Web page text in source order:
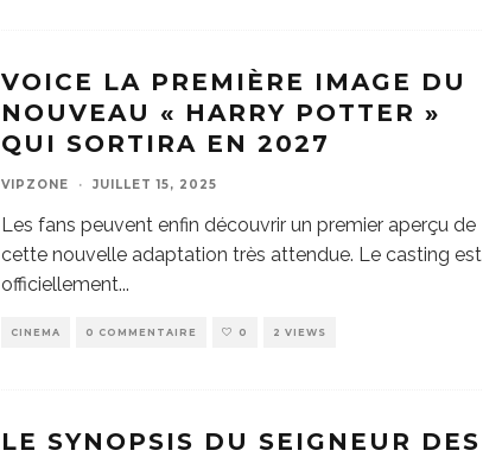
VOICE LA PREMIÈRE IMAGE DU
NOUVEAU « HARRY POTTER »
QUI SORTIRA EN 2027
VIPZONE · JUILLET 15, 2025
Les fans peuvent enfin découvrir un premier aperçu de
cette nouvelle adaptation très attendue. Le casting est
officiellement...
CINEMA 0 COMMENTAIRE 0 2 VIEWS
LE SYNOPSIS DU SEIGNEUR DES